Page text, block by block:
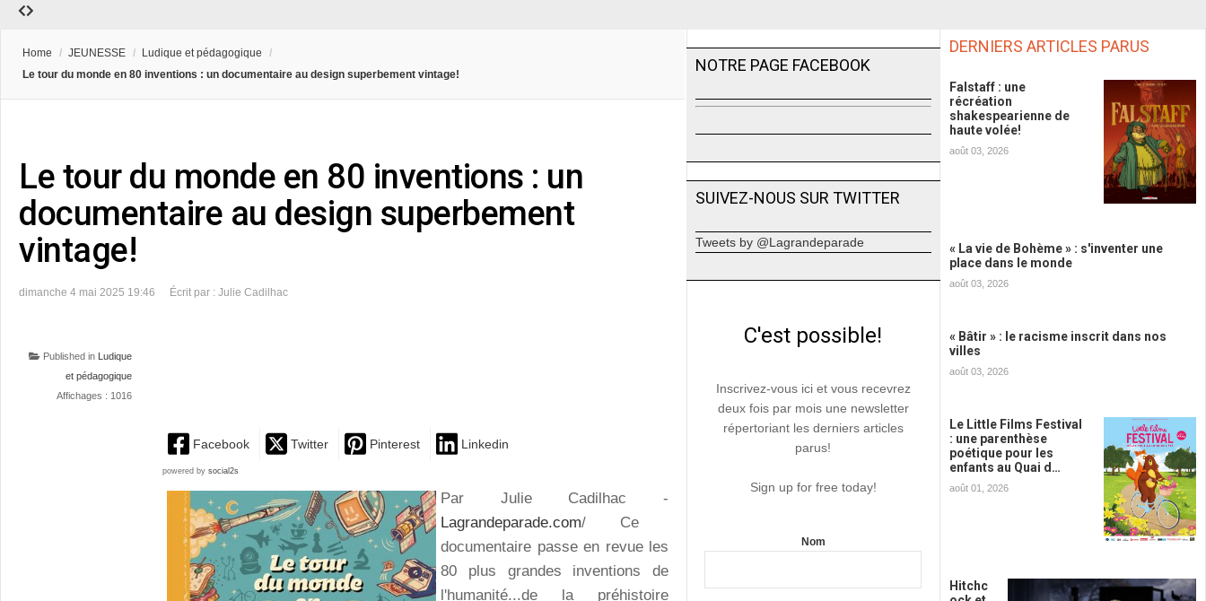
Home / JEUNESSE / Ludique et pédagogique
/
Le tour du monde en 80 inventions : un documentaire au design superbement vintage!
Le tour du monde en 80 inventions : un
documentaire au design superbement
vintage!
dimanche 4 mai 2025 19:46 Écrit par : Julie Cadilhac
Published in
Ludique
et pédagogique
Affichages : 1016
Facebook Twitter Pinterest Linkedin
powered by social2s
Par Julie Cadilhac -
Lagrandeparade.com/ Ce
documentaire passe en revue les
80 plus grandes inventions de
l'humanité...de la préhistoire
NOTRE PAGE FACEBOOK
SUIVEZ-NOUS SUR TWITTER
Tweets by @Lagrandeparade
C'est possible!
Inscrivez-vous ici et vous recevrez
deux fois par mois une newsletter
répertoriant les derniers articles
parus!
Sign up for free today!
Nom
DERNIERS ARTICLES PARUS
Falstaff : une
récréation
shakespearienne de
haute volée!
août 03, 2026
« La vie de Bohème » : s'inventer une
place dans le monde
août 03, 2026
« Bâtir » : le racisme inscrit dans nos
villes
août 03, 2026
Le Little Films Festival
: une parenthèse
poétique pour les
enfants au Quai d…
août 01, 2026
Hitchc